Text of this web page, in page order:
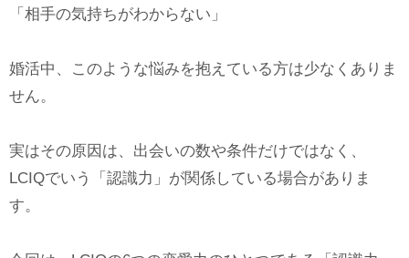
「相手の気持ちがわからない」
婚活中、このような悩みを抱えている方は少なくありま
せん。
実はその原因は、出会いの数や条件だけではなく、
LCIQでいう「認識力」が関係している場合がありま
す。